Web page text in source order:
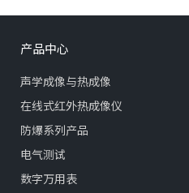
产品中心
声学成像与热成像
在线式红外热成像仪
防爆系列产品
电气测试
数字万用表